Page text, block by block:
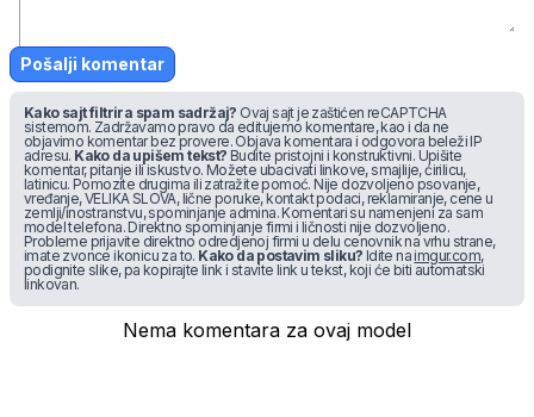
Pošalji komentar
Kako sajt filtrira spam sadržaj? Ovaj sajt je zaštićen reCAPTCHA
sistemom. Zadržavamo pravo da editujemo komentare, kao i da ne
objavimo komentar bez provere. Objava komentara i odgovora beleži IP
adresu. Kako da upišem tekst? Budite pristojni i konstruktivni. Upišite
komentar, pitanje ili iskustvo. Možete ubacivati linkove, smajlije, ćirilicu,
latinicu. Pomozite drugima ili zatražite pomoć. Nije dozvoljeno psovanje,
vređanje, VELIKA SLOVA, lične poruke, kontakt podaci, reklamiranje, cene u
zemlji/inostranstvu, spominjanje admina. Komentari su namenjeni za sam
model telefona. Direktno spominjanje firmi i ličnosti nije dozvoljeno.
Probleme prijavite direktno odredjenoj firmi u delu cenovnik na vrhu strane,
imate zvonce ikonicu za to. Kako da postavim sliku? Idite na imgur.com,
podignite slike, pa kopirajte link i stavite link u tekst, koji će biti automatski
linkovan.
Nema komentara za ovaj model